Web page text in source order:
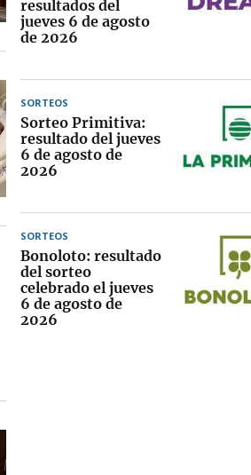
resultados del
jueves 6 de agosto
de 2026
SORTEOS
Sorteo Primitiva:
resultado del jueves
6 de agosto de
2026
SORTEOS
Bonoloto: resultado
del sorteo
celebrado el jueves
6 de agosto de
2026